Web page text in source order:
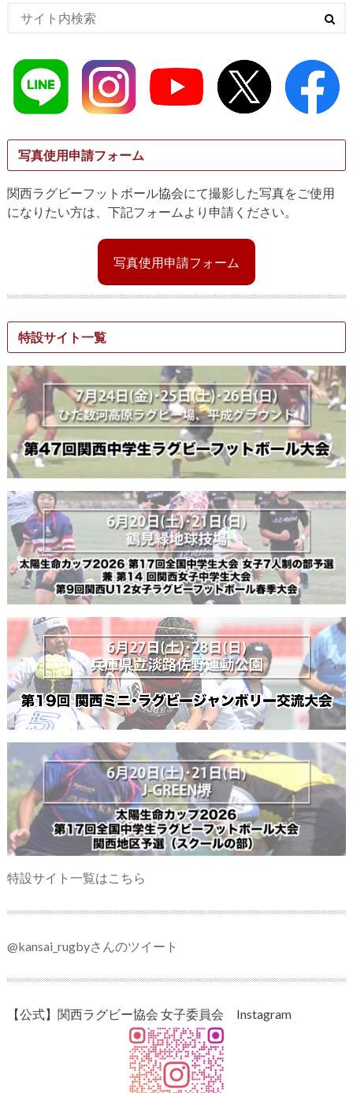
写真使用申請フォーム
関西ラグビーフットボール協会にて撮影した写真をご使用
になりたい方は、下記フォームより申請ください。
写真使用申請フォーム
特設サイト一覧
特設サイト一覧はこちら
@kansai_rugbyさんのツイート
【公式】関西ラグビー協会 女子委員会 Instagram